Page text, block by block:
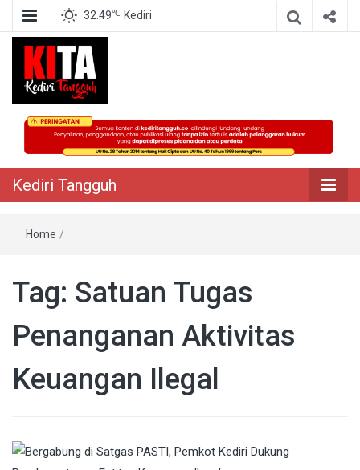
32.49℃ Kediri
Kediri Tangguh
Berita Akurat Terpercaya
Kediri Tangguh
Home /
Tag: Satuan Tugas
Penanganan Aktivitas
Keuangan Ilegal